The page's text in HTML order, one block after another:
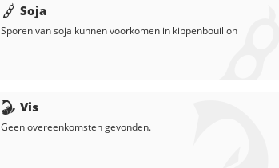
Soja
Sporen van soja kunnen voorkomen in kippenbouillon
Vis
Geen overeenkomsten gevonden.